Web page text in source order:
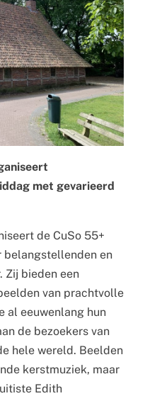
met gevarieerd
de CuSo 55+
belangstellenden en
Zij bieden een
van prachtvolle
al eeuwenlang hun
de bezoekers van
hele wereld. Beelden
kerstmuziek, maar
Edith